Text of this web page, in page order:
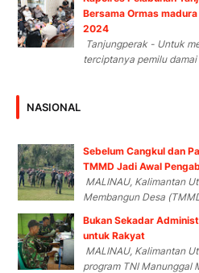
Bersama Ormas
2024
Tanjungperak - Untuk
terciptanya pemilu
NASIONAL
Sebelum Cangkul dan
TMMD Jadi Awal
MALINAU, Kalimantan
Membangun Desa
Bukan Sekadar
untuk Rakyat
MALINAU, Kalimantan
program TNI Manunggal